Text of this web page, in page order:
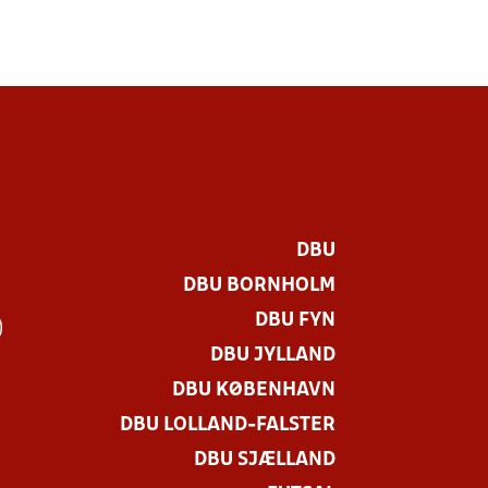
DBU
DBU BORNHOLM
DBU FYN
DBU JYLLAND
DBU KØBENHAVN
DBU LOLLAND-FALSTER
DBU SJÆLLAND